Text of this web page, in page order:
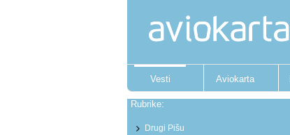
Vesti Aviokarta
Rubrike:
Drugi Pišu